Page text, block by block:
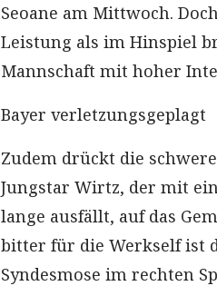
Seoane am Mittwoch.
Leistung als im Hinspiel
Mannschaft mit hoher
Bayer verletzungsgeplagt
Zudem drückt die
Jungstar Wirtz, der mit
lange ausfällt, auf das
bitter für die Werkself ist
Syndesmose im rechten